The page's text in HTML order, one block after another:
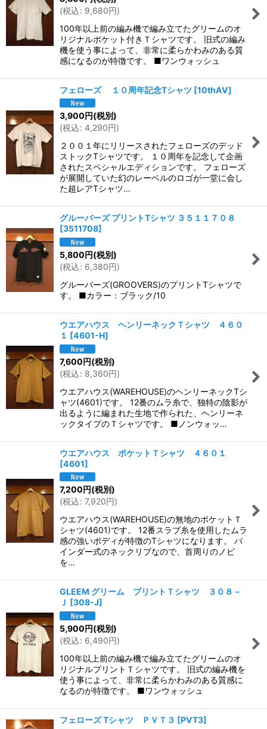
(税込: 9,680円)
100年以上前の編み機で編み立てたグリームのオ
リジナルポケット付きＴシャツです。 旧式の編み
機を使う事によって、非常に柔らかわみのある質
感になるのが特徴です。 ■ワンウォッシュ
フェローズ １０周年記念Tシャツ [10thAV]
3,900円(税別)
(税込: 4,290円)
２００１年にリリースされたフェローズのデッド
ストックTシャツです。 １０周年を記念して企画
されたスペシャルエディションです。 フェローズ
が展開していた幻のレーベルのロゴが一堂に会し
た超レアTシャツ…
グルーバーズ プリントTシャツ ３５１１７０８
[3511708]
5,800円(税別)
(税込: 6,380円)
グルーバーズ(GROOVERS)のプリントTシャツで
す。 ■カラー：ブラック/10
ウエアハウス ヘンリーネックＴシャツ ４６０
１ [4601-H]
7,600円(税別)
(税込: 8,360円)
ウエアハウス(WAREHOUSE)のヘンリーネックTシ
ャツ(4601)です。 12番のムラ糸で、独特の陰影が
出るように編まれた生地で作られた、ヘンリーネ
ックタイプのＴシャツです。 ■ノンウォッ…
ウエアハウス ポケットＴシャツ ４６０１
[4601]
7,200 円(税別)
(税込: 7,920円)
ウエアハウス(WAREHOUSE)の無地のポケットＴ
シャツ(4601)です。 12番スラブ糸を使用したムラ
感の強いボディが特徴のTシャツになります。 バ
インダー式のネックリブなので、首周りのノビ
を…
GLEEM グリーム プリントＴシャツ ３０８－
Ｊ [308-J]
5,900円(税別)
(税込: 6,490円)
100年以上前の編み機で編み立てたグリームのオ
リジナルプリントＴシャツです。 旧式の編み機を
使う事によって、非常に柔らかわみのある質感に
なるのが特徴です。 ■ワンウォッシュ
フェローズ Tシャツ ＰＶＴ３ [PVT3]